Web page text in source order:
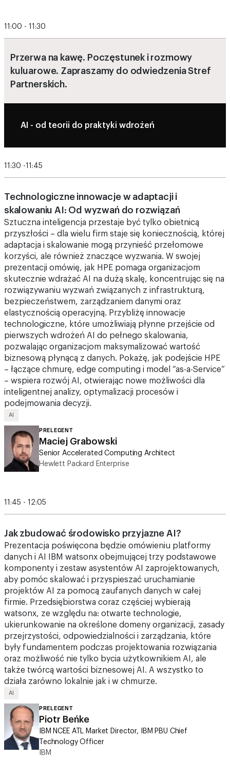
Partnerskich.
Sztuczna inteligencja przestaje być tylko obietnicą
przyszłości – dla wielu firm staje się koniecznością, której
adaptacja i skalowanie mogą przynieść przełomowe
korzyści, ale również znaczące wyzwania. W swojej
prezentacji omówię, jak HPE pomaga organizacjom
skutecznie wdrażać AI na dużą skalę, koncentrując się na
rozwiązywaniu wyzwań związanych z infrastrukturą,
bezpieczeństwem, zarządzaniem danymi oraz
elastycznością operacyjną. Przybliżę innowacje
technologiczne, które umożliwiają płynne przejście od
pierwszych wdrożeń AI do pełnego skalowania,
pozwalając organizacjom maksymalizować wartość
biznesową płynącą z danych. Pokażę, jak podejście HPE
– łączące chmurę, edge computing i model “as-a-Service”
– wspiera rozwój AI, otwierając nowe możliwości dla
inteligentnej analizy, optymalizacji procesów i
podejmowania decyzji.
AI
PRELEGENT
Senior Accelerated Computing Architect
Hewlett Packard Enterprise
danych i AI IBM watsonx obejmującej trzy podstawowe
komponenty i zestaw asystentów AI zaprojektowanych,
aby pomóc skalować i przyspieszać uruchamianie
projektów AI za pomocą zaufanych danych w całej
firmie. Przedsiębiorstwa coraz częściej wybierają
watsonx, ze względu na: otwarte technologie,
ukierunkowanie na określone domeny organizacji, zasady
przejrzystości, odpowiedzialności i zarządzania, które
były fundamentem podczas projektowania rozwiązania
oraz możliwość nie tylko bycia użytkownikiem AI, ale
także twórcą wartości biznesowej AI. A wszystko to
działa zarówno lokalnie jak i w chmurze.
AI
PRELEGENT
IBM NCEE ATL Market Director, IBM PBU Chief
Technology Officer
IBM